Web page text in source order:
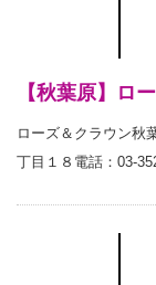
【秋葉原】ロ
ローズ＆クラウン秋
丁目１８電話：03-